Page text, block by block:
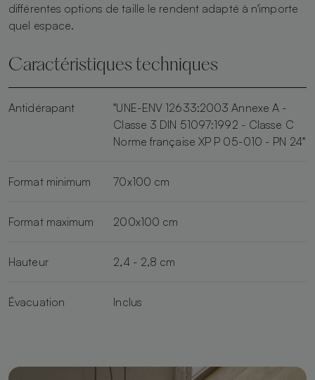
différentes options de taille le rendent adapté à n'importe
quel espace.
Caractéristiques techniques
Antidérapant
"UNE-ENV 12633:2003 Annexe A -
Classe 3 DIN 51097:1992 - Classe C
Norme française XP P 05-010 - PN 24"
Format minimum 70x100 cm
Format maximum 200x100 cm
Hauteur 2,4 - 2,8 cm
Évacuation Inclus